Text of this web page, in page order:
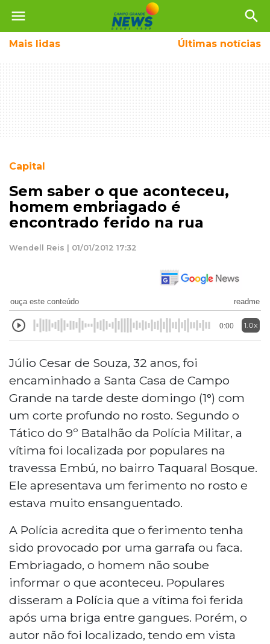
menu search
Mais lidas Últimas notícias
Capital
Sem saber o que aconteceu,
homem embriagado é
encontrado ferido na rua
Wendell Reis | 01/01/2012 17:32
ouça este conteúdo readme
0:00 1.0x
Júlio Cesar de Souza, 32 anos, foi
encaminhado a Santa Casa de Campo
Grande na tarde deste domingo (1°) com
um corte profundo no rosto. Segundo o
Tático do 9º Batalhão da Polícia Militar, a
vítima foi localizada por populares na
travessa Embú, no bairro Taquaral Bosque.
Ele apresentava um ferimento no rosto e
estava muito ensanguentado.
A Polícia acredita que o ferimento tenha
sido provocado por uma garrafa ou faca.
Embriagado, o homem não soube
informar o que aconteceu. Populares
disseram a Polícia que a vítima foi ferida
após uma briga entre gangues. Porém, o
autor não foi localizado, tendo em vista